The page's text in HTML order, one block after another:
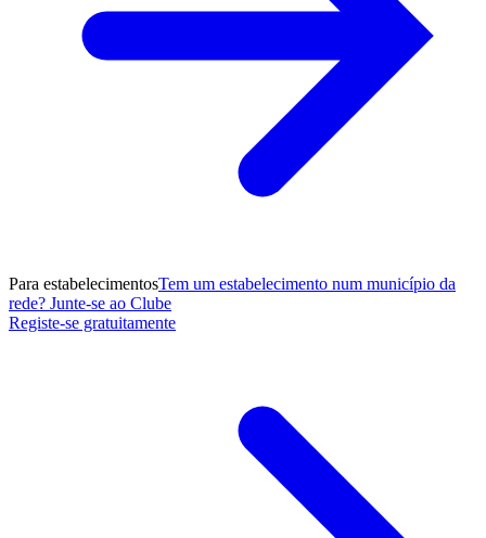
Para estabelecimentosTem um estabelecimento num município da
rede? Junte-se ao Clube
Registe-se gratuitamente